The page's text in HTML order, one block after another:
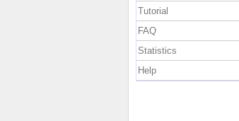
Tutorial
FAQ
Statistics
Help